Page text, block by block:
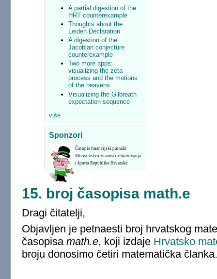
A partial digestion of the
HRT counterexample
Thoughts about the
Leiden Declaration
A digestion of the
Jacobian conjecture
counterexample
Two more apps:
visualizing the zeta
process and the motions
of the heavens
Visualizing the Gilbreath
expectation sequence
više
Sponzori
Časopis financijski pomaže
Ministarstvo znanosti, obrazovanja
i športa Republike Hrvatske.
15. broj časopisa math.e
Dragi čitatelji,
Objavljen je petnaesti broj hrvatskog
časopisa math.e, koji izdaje Hrvatsko
broju donosimo četiri matematička članka.